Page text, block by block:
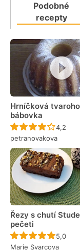
Podobné
recepty
Hrníčková
bábovka
4,2
petranovakova
Řezy s chutí
pečeti
5,0
Marie Svarcova